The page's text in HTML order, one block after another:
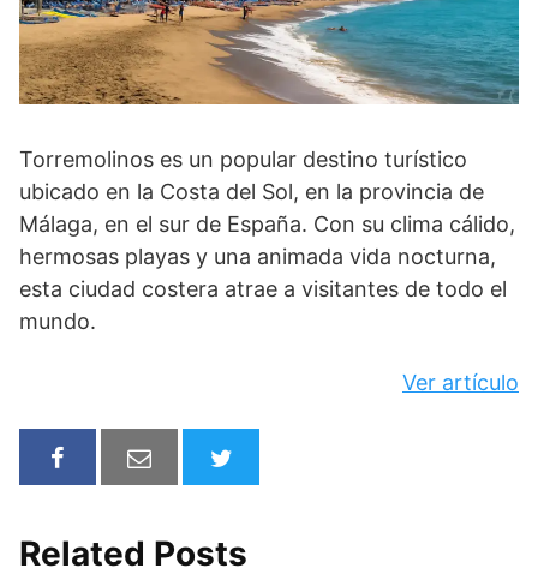
Torremolinos es un popular destino turístico
ubicado en la Costa del Sol, en la provincia de
Málaga, en el sur de España. Con su clima cálido,
hermosas playas y una animada vida nocturna,
esta ciudad costera atrae a visitantes de todo el
mundo.
Ver artículo
Related Posts